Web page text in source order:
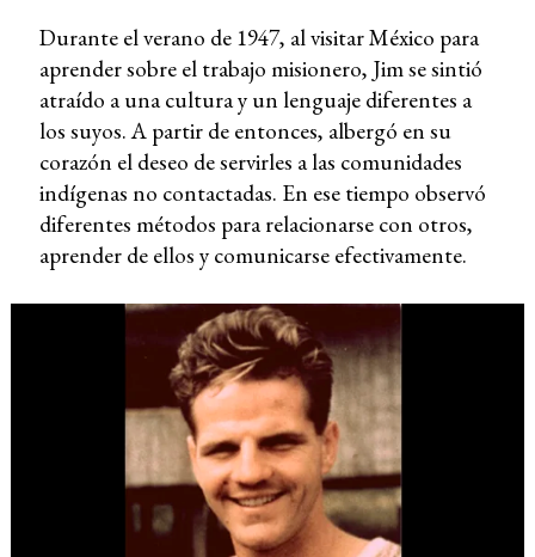
Durante el verano de 1947, al visitar México para
aprender sobre el trabajo misionero, Jim se sintió
atraído a una cultura y un lenguaje diferentes a
los suyos. A partir de entonces, albergó en su
corazón el deseo de servirles a las comunidades
indígenas no contactadas. En ese tiempo observó
diferentes métodos para relacionarse con otros,
aprender de ellos y comunicarse efectivamente.